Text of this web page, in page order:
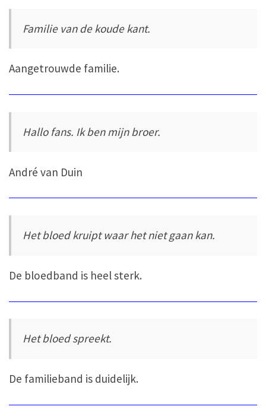
Familie van de koude kant.
Aangetrouwde familie.
Hallo fans. Ik ben mijn broer.
André van Duin
Het bloed kruipt waar het niet gaan kan.
De bloedband is heel sterk.
Het bloed spreekt.
De familieband is duidelijk.